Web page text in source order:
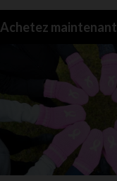
Achetez maintenant